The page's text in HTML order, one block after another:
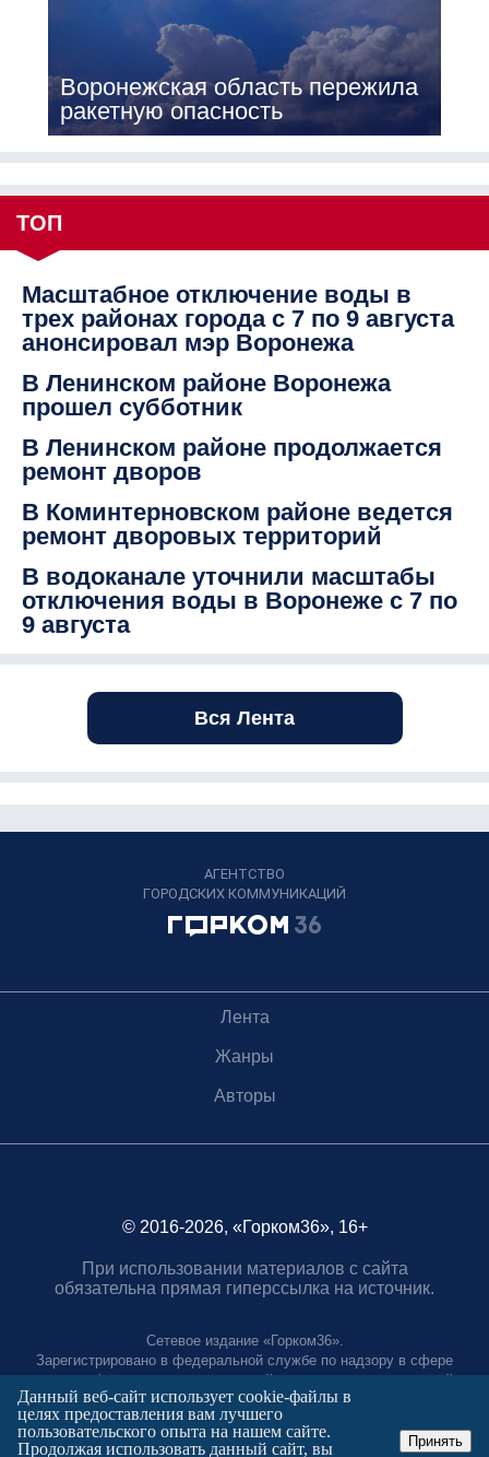
Воронежская область пережила
ракетную опасность
ТОП
Масштабное отключение воды в
трех районах города с 7 по 9 августа
анонсировал мэр Воронежа
В Ленинском районе Воронежа
прошел субботник
В Ленинском районе продолжается
ремонт дворов
В Коминтерновском районе ведется
ремонт дворовых территорий
В водоканале уточнили масштабы
отключения воды в Воронеже с 7 по
9 августа
Вся Лента
АГЕНТСТВО
ГОРОДСКИХ КОММУНИКАЦИЙ
Лента
Жанры
Авторы
© 2016-2026, «Горком36», 16+
При использовании материалов с сайта
обязательна прямая гиперссылка на источник.
Сетевое издание «Горком36».
Зарегистрировано в федеральной службе по надзору в сфере
связи, информационных технологий и массовых коммуникаций.
Регистрационный номер ЭЛ № ФС77-88966 от 21 января 2025 г.
Учредитель: Муниципальное автономное учреждение "Агентство
городских коммуникаций"
Данный веб-сайт использует cookie-файлы в
целях предоставления вам лучшего
пользовательского опыта на нашем сайте.
Продолжая использовать данный сайт, вы
Принять